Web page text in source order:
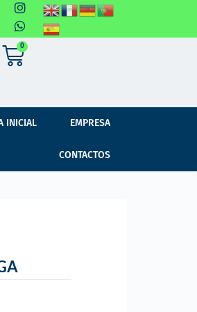
0
INICIAL EMPRESA
CONTACTOS